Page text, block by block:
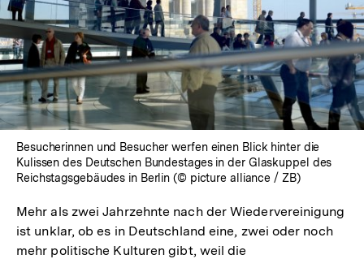
Besucherinnen und Besucher werfen einen Blick hinter die
Kulissen des Deutschen Bundestages in der Glaskuppel des
Reichstagsgebäudes in Berlin (© picture alliance / ZB)
Mehr als zwei Jahrzehnte nach der Wiedervereinigung
ist unklar, ob es in Deutschland eine, zwei oder noch
mehr politische Kulturen gibt, weil die